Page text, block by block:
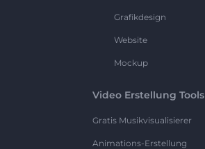
Grafikdesign
Website
Mockup
Video Erstellung Tools
Gratis Musikvisualisierer
Animations-Erstellung